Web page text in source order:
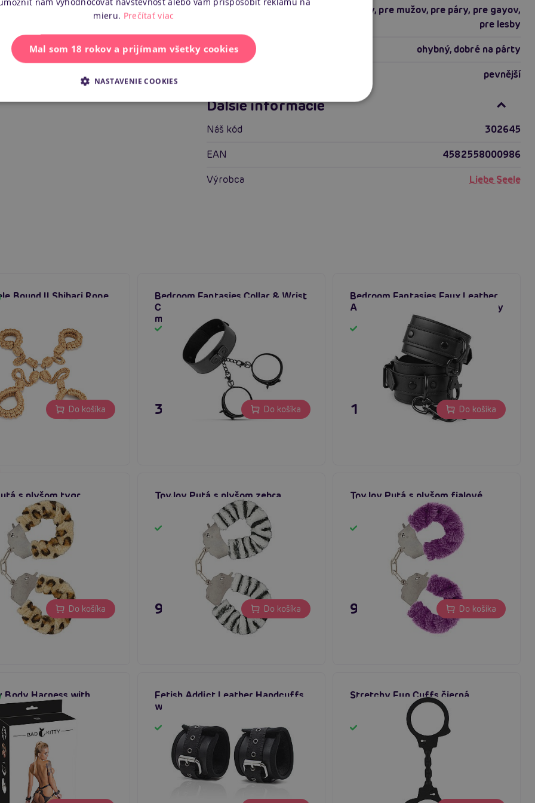
Pre koho pre ženy, pre mužov, pre páry, pre gayov,
pre lesby
Vlastnosti
ohybný,dobré na párty
pevnější
Ďalšie informácie
Náš kód
302645
EAN
4582558000986
Výrobca
Liebe Seele
Bound II Shibari Rope
shibari hogtie set
€ Do košíka
Bedroom Fantasies Collar & Wrist
Cuffs (Black), fetiš set obojku a
manžiet
Skladom
31,80 € Do košíka
Bedroom Fantasies Faux Leather
Ankle Cuffs (Black), putá na nohy
15,80 € Do košíka
s plyšom tygr
Do košíka
ToyJoy Putá s plyšom zebra
9,96 € Do košíka
ToyJoy Putá s plyšom fialové
9,96 € Do košíka
Body Harness with
postroj s putami
Fetish Addict Leather Handcuffs
with Big Hoops (Black)
Skladom
Stretchy Fun Cuffs čierná
mieru. Prečítať viac
Mal som 18 rokov a prijímam všetky cookies
NASTAVENIE COOKIES